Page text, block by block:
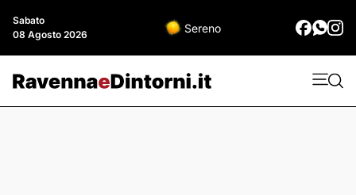
Sabato
08 Agosto 2026
Sereno